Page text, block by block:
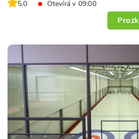
5.0 Otevírá v 09:00